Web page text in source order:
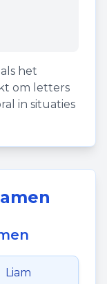
het
om letters
in situaties
Liam